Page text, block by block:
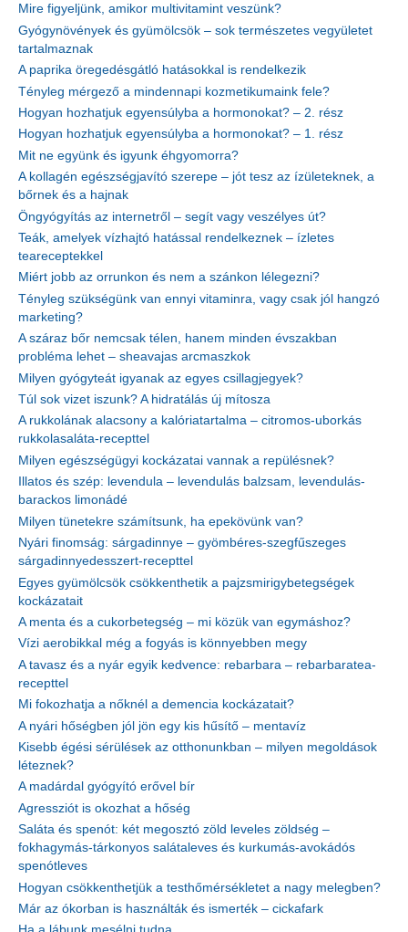
Mire figyeljünk, amikor multivitamint veszünk?
Gyógynövények és gyümölcsök – sok természetes vegyületet
tartalmaznak
A paprika öregedésgátló hatásokkal is rendelkezik
Tényleg mérgező a mindennapi kozmetikumaink fele?
Hogyan hozhatjuk egyensúlyba a hormonokat? – 2. rész
Hogyan hozhatjuk egyensúlyba a hormonokat? – 1. rész
Mit ne együnk és igyunk éhgyomorra?
A kollagén egészségjavító szerepe – jót tesz az ízületeknek, a
bőrnek és a hajnak
Öngyógyítás az internetről – segít vagy veszélyes út?
Teák, amelyek vízhajtó hatással rendelkeznek – ízletes
teareceptekkel
Miért jobb az orrunkon és nem a szánkon lélegezni?
Tényleg szükségünk van ennyi vitaminra, vagy csak jól hangzó
marketing?
A száraz bőr nemcsak télen, hanem minden évszakban
probléma lehet – sheavajas arcmaszkok
Milyen gyógyteát igyanak az egyes csillagjegyek?
Túl sok vizet iszunk? A hidratálás új mítosza
A rukkolának alacsony a kalóriatartalma – citromos-uborkás
rukkolasaláta-recepttel
Milyen egészségügyi kockázatai vannak a repülésnek?
Illatos és szép: levendula – levendulás balzsam, levendulás-
barackos limonádé
Milyen tünetekre számítsunk, ha epekövünk van?
Nyári finomság: sárgadinnye – gyömbéres-szegfűszeges
sárgadinnyedesszert-recepttel
Egyes gyümölcsök csökkenthetik a pajzsmirigybetegségek
kockázatait
A menta és a cukorbetegség – mi közük van egymáshoz?
Vízi aerobikkal még a fogyás is könnyebben megy
A tavasz és a nyár egyik kedvence: rebarbara – rebarbaratea-
recepttel
Mi fokozhatja a nőknél a demencia kockázatait?
A nyári hőségben jól jön egy kis hűsítő – mentavíz
Kisebb égési sérülések az otthonunkban – milyen megoldások
léteznek?
A madárdal gyógyító erővel bír
Agressziót is okozhat a hőség
Saláta és spenót: két megosztó zöld leveles zöldség –
fokhagymás-tárkonyos salátaleves és kurkumás-avokádós
spenótleves
Hogyan csökkenthetjük a testhőmérsékletet a nagy melegben?
Már az ókorban is használták és ismerték – cickafark